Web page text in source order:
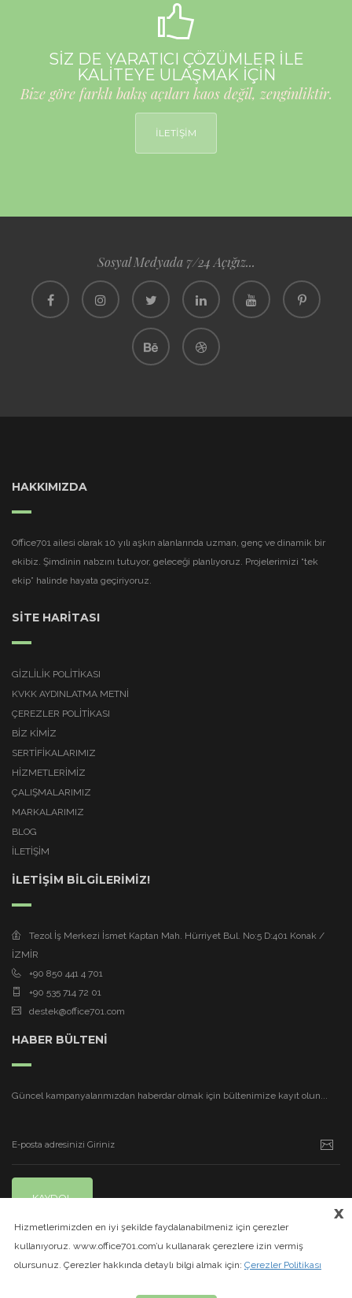
SİZ DE YARATICI ÇÖZÜMLER İLE
KALİTEYE ULAŞMAK İÇİN
Bize göre farklı bakış açıları kaos değil, zenginliktir.
İLETİŞİM
Sosyal Medyada 7/24 Açığız...
HAKKIMIZDA
Office701 ailesi olarak 10 yılı aşkın alanlarında uzman, genç ve dinamik bir
ekibiz. Şimdinin nabzını tutuyor, geleceği planlıyoruz. Projelerimizi “tek
ekip” halinde hayata geçiriyoruz.
SİTE HARİTASI
GIZLILIK POLITIKASI
KVKK AYDINLATMA METNI
ÇEREZLER POLITIKASI
BİZ KİMİZ
SERTİFİKALARIMIZ
HİZMETLERİMİZ
ÇALIŞMALARIMIZ
MARKALARIMIZ
BLOG
İLETİŞİM
İLETİŞİM BİLGİLERİMİZ!
Tezol İş Merkezi İsmet Kaptan Mah. Hürriyet Bul. No:5 D:401 Konak /
İZMİR
+90 850 441 4 701
+90 535 714 72 01
destek@office701.com
HABER BÜLTENİ
Güncel kampanyalarımızdan haberdar olmak için bültenimize kayıt olun...
KAYDOL
x
Hizmetlerimizden en iyi şekilde faydalanabilmeniz için çerezler
kullanıyoruz. www.office701.com’u kullanarak çerezlere izin vermiş
olursunuz. Çerezler hakkında detaylı bilgi almak için: Çerezler Politikası